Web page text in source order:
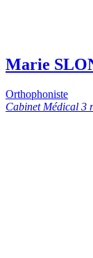
Marie
Orthophoniste
Cabinet Médical 3